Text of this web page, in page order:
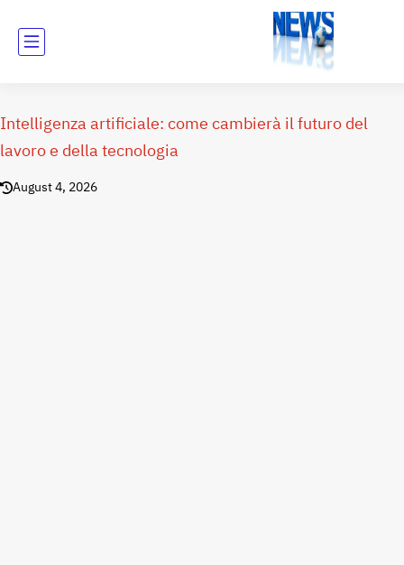
Intelligenza artificiale: come cambierà il futuro del
lavoro e della tecnologia
August 4, 2026